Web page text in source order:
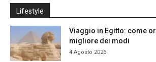
Lifestyle
Viaggio in Egitto: come
migliore dei modi
4 Agosto 2026